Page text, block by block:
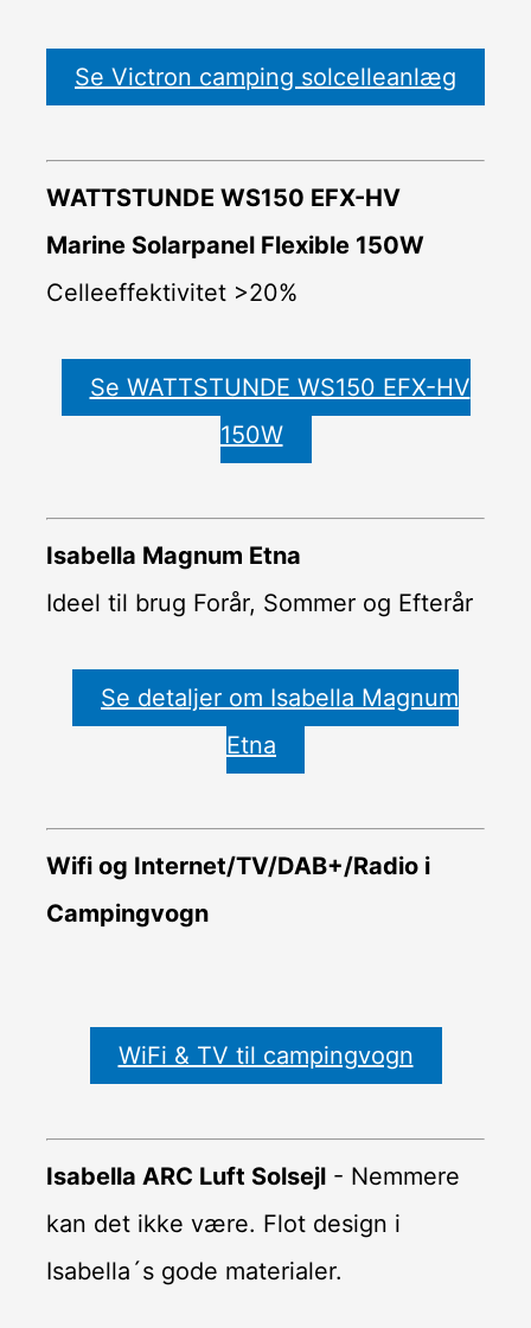
Se Victron camping solcelleanlæg
WATTSTUNDE WS150 EFX-HV
Marine Solarpanel Flexible 150W
Celleeffektivitet >20%
Se WATTSTUNDE WS150 EFX-HV
150W
Isabella Magnum Etna
Ideel til brug Forår, Sommer og Efterår
Se detaljer om Isabella Magnum
Etna
Wifi og Internet/TV/DAB+/Radio i
Campingvogn
WiFi & TV til campingvogn
Isabella ARC Luft Solsejl- Nemmere
kan det ikke være. Flot design i
Isabella´s gode materialer.